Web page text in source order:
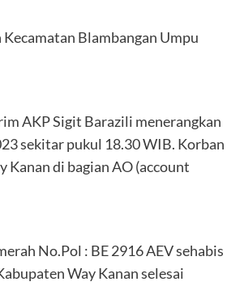
Blambangan Umpu
AKP Sigit Barazili menerangkan
sekitar pukul 18.30 WIB. Korban
Kanan di bagian AO (account
No.Pol : BE 2916 AEV sehabis
Way Kanan selesai